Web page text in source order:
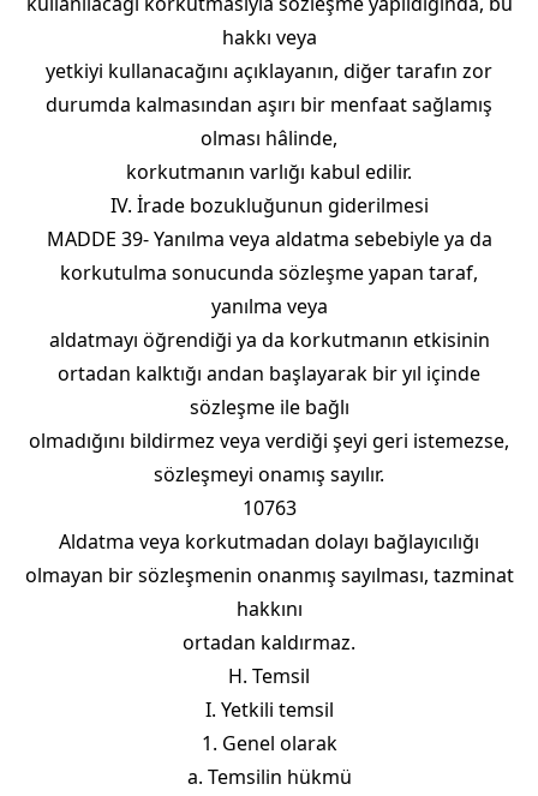
hakkı veya
yetkiyi kullanacağını açıklayanın, diğer tarafın zor
durumda kalmasından aşırı bir menfaat sağlamış
olması hâlinde,
korkutmanın varlığı kabul edilir.
IV. İrade bozukluğunun giderilmesi
MADDE 39- Yanılma veya aldatma sebebiyle ya da
korkutulma sonucunda sözleşme yapan taraf,
yanılma veya
aldatmayı öğrendiği ya da korkutmanın etkisinin
ortadan kalktığı andan başlayarak bir yıl içinde
sözleşme ile bağlı
olmadığını bildirmez veya verdiği şeyi geri istemezse,
sözleşmeyi onamış sayılır.
10763
Aldatma veya korkutmadan dolayı bağlayıcılığı
olmayan bir sözleşmenin onanmış sayılması, tazminat
hakkını
ortadan kaldırmaz.
H. Temsil
I. Yetkili temsil
1. Genel olarak
a. Temsilin hükmü